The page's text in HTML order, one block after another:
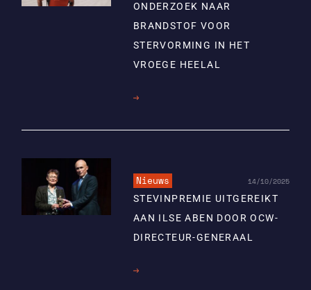
ONDERZOEK NAAR
BRANDSTOF VOOR
STERVORMING IN HET
VROEGE HEELAL
Lees
Nieuws 14/10/2025
STEVINPREMIE UITGEREIKT
AAN ILSE ABEN DOOR OCW-
DIRECTEUR-GENERAAL
Lees